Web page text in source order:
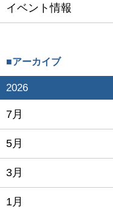
イベント情報
■アーカイブ
2026
7月
5月
3月
1月